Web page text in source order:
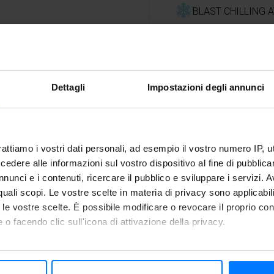
Dettagli Impostazioni degli annunci
i vostri dati personali, ad esempio il vostro numero IP,
alle informazioni sul vostro dispositivo al fine di
e i contenuti, ricercare il pubblico e sviluppare i servizi.
scopi. Le vostre scelte in materia di privacy sono
vostre scelte. È possibile modificare o revocare il proprio
o facendo clic sull'icona di attivazione della privacy.
anche:
+ 3/4 minutes (gnocchi)
BLAST CHILLING
Meanwhile, clean the
oil, 1 clove of garlic, a
cool it quickly in Freddy
Tips
You can prepare a large
up to 8 months, inside a
your last minute lunches